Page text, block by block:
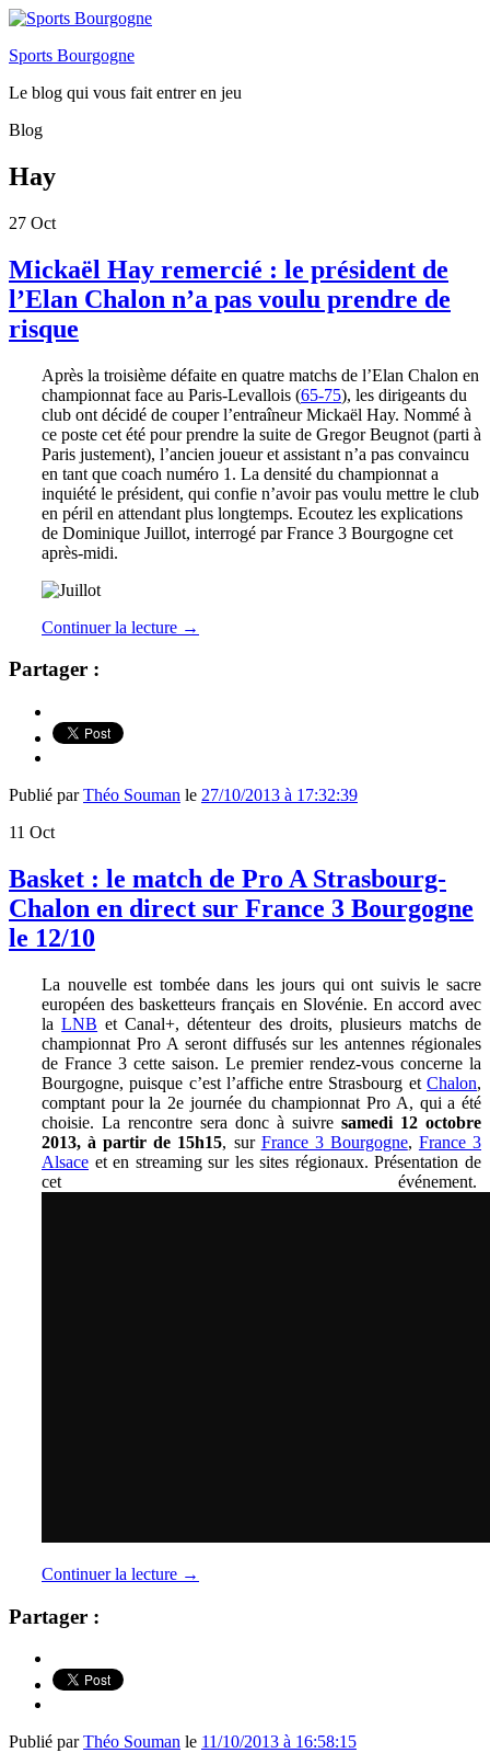
Sports Bourgogne
Le blog qui vous fait entrer en jeu
Blog
Hay
27 Oct
Mickaël Hay remercié : le président de
l’Elan Chalon n’a pas voulu prendre de
risque
Après la troisième défaite en quatre matchs de l’Elan Chalon en
championnat face au Paris-Levallois (65-75), les dirigeants du
club ont décidé de couper l’entraîneur Mickaël Hay. Nommé à
ce poste cet été pour prendre la suite de Gregor Beugnot (parti à
Paris justement), l’ancien joueur et assistant n’a pas convaincu
en tant que coach numéro 1. La densité du championnat a
inquiété le président, qui confie n’avoir pas voulu mettre le club
en péril en attendant plus longtemps. Ecoutez les explications
de Dominique Juillot, interrogé par France 3 Bourgogne cet
après-midi.
Continuer la lecture →
Partager :
Publié parThéo Souman le 27/10/2013 à 17:32:39
11 Oct
Basket : le match de Pro A Strasbourg-
Chalon en direct sur France 3 Bourgogne
le 12/10
La nouvelle est tombée dans les jours qui ont suivis le sacre
européen des basketteurs français en Slovénie. En accord avec
laLNB et Canal+, détenteur des droits, plusieurs matchs de
championnat Pro A seront diffusés sur les antennes régionales
de France 3 cette saison. Le premier rendez-vous concerne la
Bourgogne, puisque c’est l’affiche entre Strasbourg et Chalon,
comptant pour la 2e journée du championnat Pro A, qui a été
choisie. La rencontre sera donc à suivre samedi 12 octobre
2013, à partir de 15h15, sur France 3 Bourgogne, France 3
Alsace et en streaming sur les sites régionaux. Présentation de
cet événement.
Continuer la lecture →
Partager :
Publié parThéo Souman le 11/10/2013 à 16:58:15